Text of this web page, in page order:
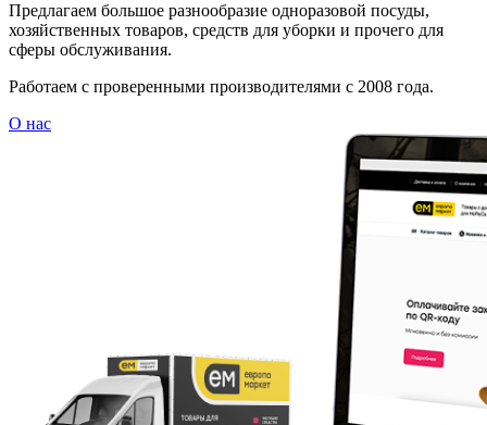
Предлагаем большое разнообразие одноразовой посуды,
хозяйственных товаров, средств для уборки и прочего для
сферы обслуживания.
Работаем с проверенными производителями с 2008 года.
О нас